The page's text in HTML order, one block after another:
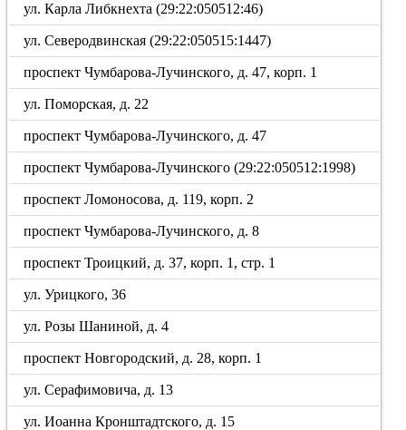
ул. Карла Либкнехта (29:22:050512:46)
ул. Северодвинская (29:22:050515:1447)
проспект Чумбарова-Лучинского, д. 47, корп. 1
ул. Поморская, д. 22
проспект Чумбарова-Лучинского, д. 47
проспект Чумбарова-Лучинского (29:22:050512:1998)
проспект Ломоносова, д. 119, корп. 2
проспект Чумбарова-Лучинского, д. 8
проспект Троицкий, д. 37, корп. 1, стр. 1
ул. Урицкого, 36
ул. Розы Шаниной, д. 4
проспект Новгородский, д. 28, корп. 1
ул. Серафимовича, д. 13
ул. Иоанна Кронштадтского, д. 15